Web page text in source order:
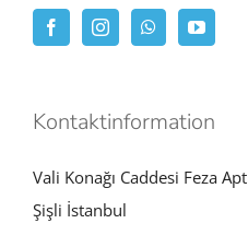
Kontaktinformation
Vali Konağı Caddesi Feza
Şişli İstanbul